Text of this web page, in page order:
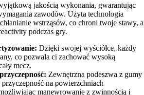
jakością wykonania, gwarantując
zawodów. Użyta technologia
wstrząsów, co chroni twoje stawy, a
podczas gry.
Dzięki swojej wyściółce, każdy
co pozwala ci zachować wysoką
mecz.
Zewnętrzna podeszwa z gumy
przyczepność na powierzchniach
manewrowanie z zwinnością i